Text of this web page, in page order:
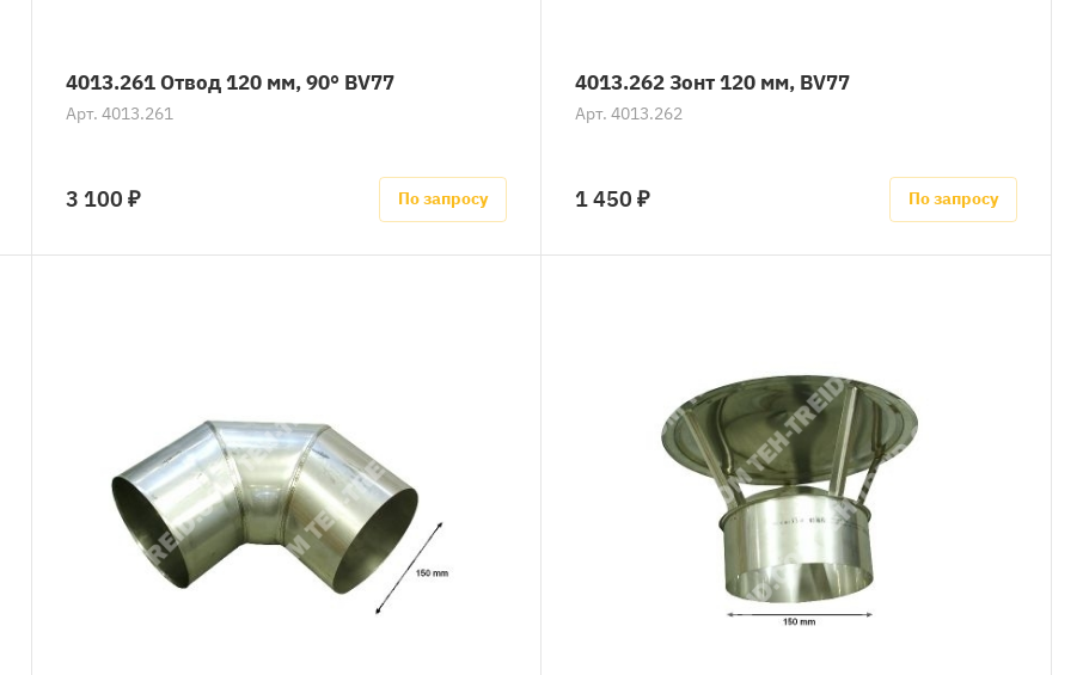
4013.261 Отвод 120 мм, 90° BV77
Арт. 4013.261
3 100 ₽ По запросу
4013.262 Зонт 120 мм, BV77
Арт.4013.262
1 450 ₽ По запросу